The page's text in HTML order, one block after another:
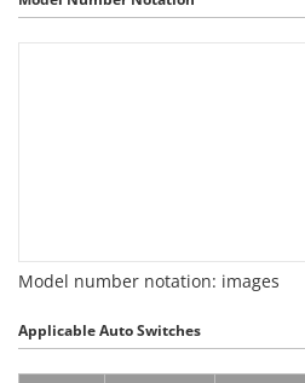
Model number notation: images
Applicable Auto Switches